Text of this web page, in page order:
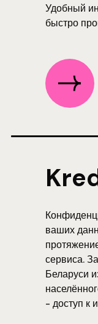
Удобный
быстро
ваших
сервиса.
Беларуси
- доступ к